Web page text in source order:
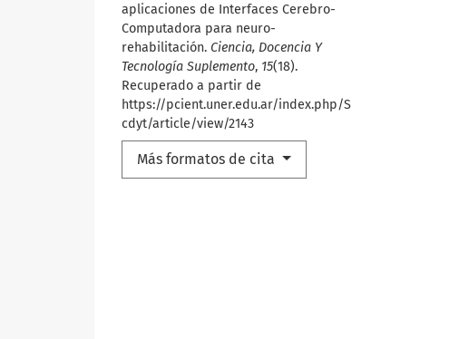
aplicaciones de Interfaces Cerebro-
Computadora para neuro-
rehabilitación. Ciencia, Docencia Y
Tecnología Suplemento, 15(18).
Recuperado a partir de
https://pcient.uner.edu.ar/index.php/S
cdyt/article/view/2143
Más formatos de cita